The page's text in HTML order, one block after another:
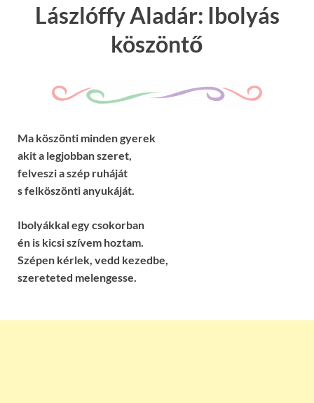
Lászlóffy Aladár: Ibolyás
köszöntő
Ma köszönti minden gyerek
akit a legjobban szeret,
felveszi a szép ruháját
s felköszönti anyukáját.
Ibolyákkal egy csokorban
én is kicsi szívem hoztam.
Szépen kérlek, vedd kezedbe,
szereteted melengesse.